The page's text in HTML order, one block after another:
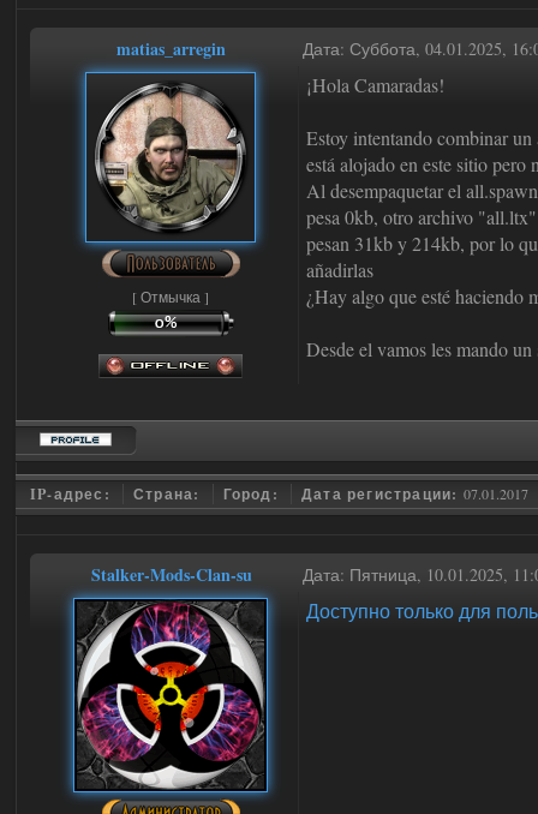
matias_arregin Дата: Суббота, 04.01.2025,
[ Отмычка ]
¡Hola Camaradas!
Estoy intentando combinar
está alojado en este sitio pero
Al desempaquetar el
pesa 0kb, otro archivo
pesan 31kb y 214kb, por lo
añadirlas
¿Hay algo que esté haciendo
Desde el vamos les mando
IP-адрес: Страна: Город: Дата регистрации: 07.01.2017
Stalker-Mods-Clan-su Дата: Пятница, 10.01.2025,
Доступно только для